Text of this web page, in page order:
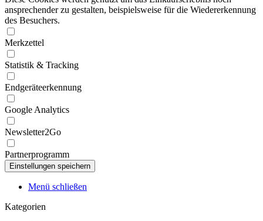
ansprechender zu gestalten, beispielsweise für die Wiedererkennung
des Besuchers.
Merkzettel
Statistik & Tracking
Endgeräteerkennung
Google Analytics
Newsletter2Go
Partnerprogramm
Menü schließen
Kategorien